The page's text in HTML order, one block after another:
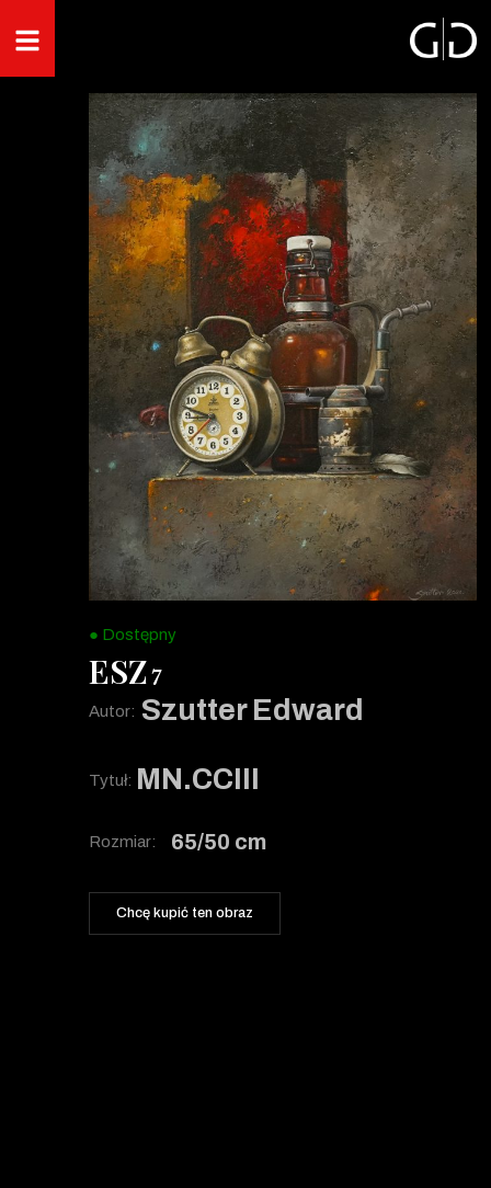
ESZ7
Autor: Szutter Edward
Tytuł: MN.CCIII
Rozmiar: 65/50 cm
Chcę kupić ten obraz
● Dostępny